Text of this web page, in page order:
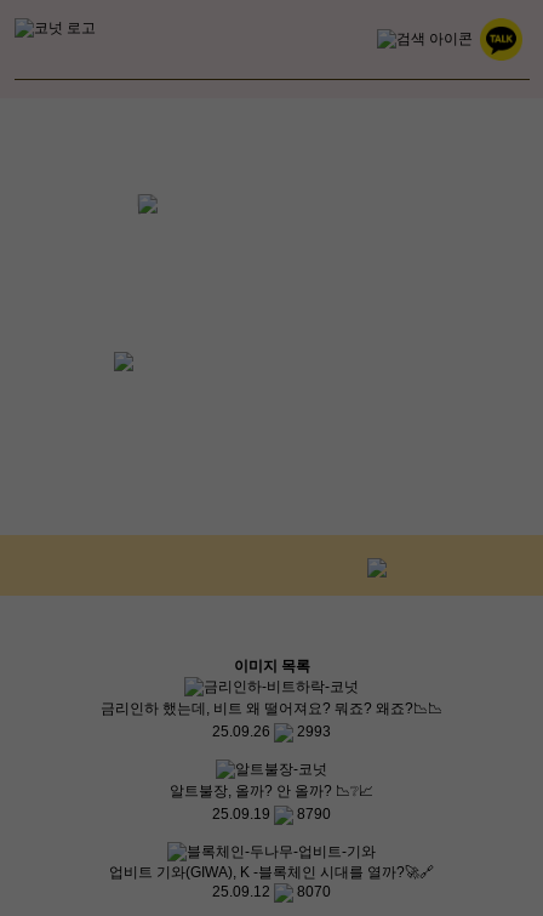
이미지 목록
금리인하 했는데, 비트 왜 떨어져요? 뭐죠? 왜죠?📉📉
25.09.26
2993
알트불장, 올까? 안 올까? 📉❔📈
25.09.19
8790
업비트 기와(GIWA), K -블록체인 시대를 열까?🚀🔗
25.09.12
8070